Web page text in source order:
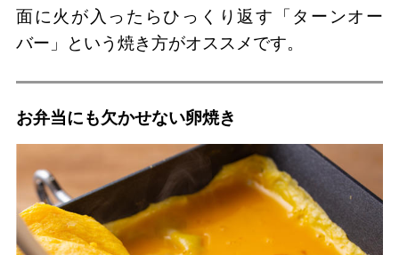
面に火が入ったらひっくり返す「ターンオー
バー」という焼き方がオススメです。
お弁当にも欠かせない卵焼き